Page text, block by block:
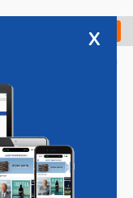
Check in
Vacatures
x